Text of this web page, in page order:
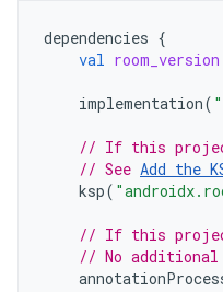
dependencies {
val room_version
implementation(
// If this project
// See Add the
ksp(
// If this project
// No additional